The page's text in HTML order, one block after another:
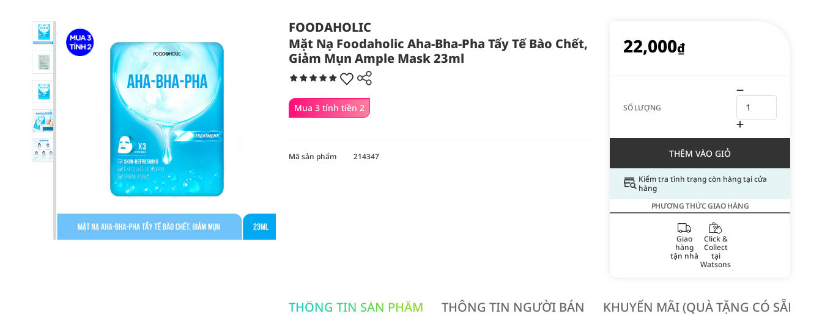
FOODAHOLIC
Mặt Nạ Foodaholic Aha-Bha-Pha Tẩy Tế Bào Chết,
Giảm Mụn Ample Mask 23ml
Mua 3 tính tiền 2
22,000₫
SỐ LƯỢNG
THÊM VÀO GIỎ
Kiểm tra tình trạng còn hàng tại cửa
hàng
PHƯƠNG THỨC GIAO HÀNG
Giao
hàng
tận nhà
Click &
Collect
tại
Watsons
Mã sản phẩm 214347
THÔNG TIN SẢN PHẨM THÔNG TIN NGƯỜI BÁN KHUYẾN MÃI (QUÀ TẶNG CÓ SẴN